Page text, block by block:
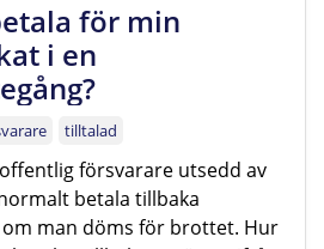
för min
i en
tilltalad
försvarare utsedd av
betala tillbaka
man döms för brottet. Hur